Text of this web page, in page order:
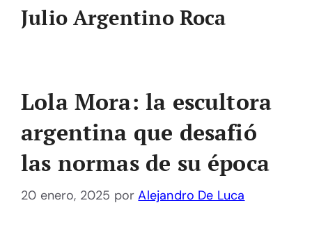
Julio Argentino Roca
Lola Mora: la escultora
argentina que desafió
las normas de su época
20 enero, 2025 porAlejandro De Luca